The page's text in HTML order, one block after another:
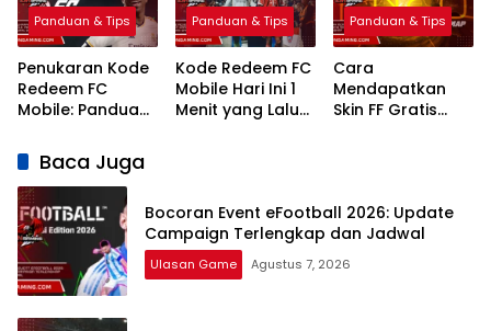
Panduan & Tips
Penukaran Kode
Redeem FC
Mobile: Panduan
2026
Panduan & Tips
Kode Redeem FC
Mobile Hari Ini 1
Menit yang Lalu
Panduan & Tips
Cara
Mendapatkan
Skin FF Gratis
Baca Juga
Bocoran Event eFootball 2026: Update
Campaign Terlengkap dan Jadwal
Ulasan Game Agustus 7, 2026